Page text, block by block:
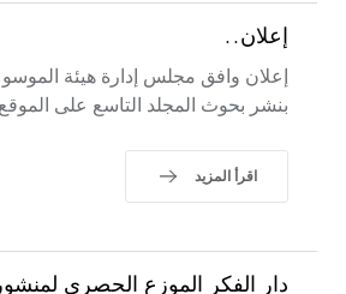
إعلان..
إعلان وافق مجلس إدارة هيئة
بنشر بحوث المجلد التاسع على الموقع
اقرأ المزيد
دار الفكر الموزع الحصري